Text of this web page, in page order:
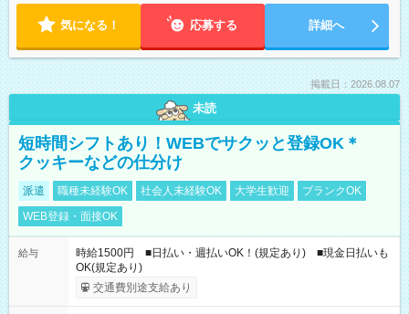
気になる！ 応募する 詳細へ
掲載日：2026.08.07
未読
短時間シフトあり！WEBでサクッと登録OK＊
クッキーなどの仕分け
派遣 職種未経験OK 社会人未経験OK 大学生歓迎
ブランクOK
WEB登録・面接OK
給与
時給1500円 ■日払い・週払いOK！(規定あり) ■現金日払いも
OK(規定あり)
交通費別途支給あり